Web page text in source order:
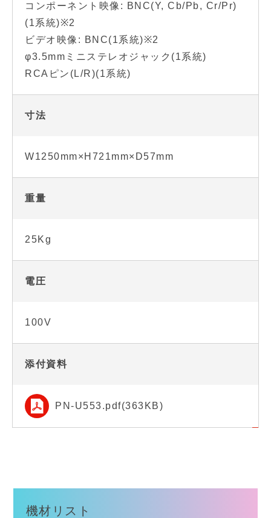
コンポーネント映像: BNC(Y, Cb/Pb, Cr/Pr)
(1系統)※2
ビデオ映像: BNC(1系統)※2
φ3.5mmミニステレオジャック(1系統)
RCAピン(L/R)(1系統)
寸法
W1250mm×H721mm×D57mm
重量
25Kg
電圧
100V
添付資料
PN-U553.pdf(363KB)
機材リスト